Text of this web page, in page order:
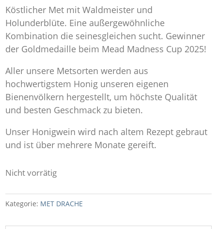
Köstlicher Met mit Waldmeister und
Holunderblüte. Eine außergewöhnliche
Kombination die seinesgleichen sucht. Gewinner
der Goldmedaille beim Mead Madness Cup 2025!
Aller unsere Metsorten werden aus
hochwertigstem Honig unseren eigenen
Bienenvölkern hergestellt, um höchste Qualität
und besten Geschmack zu bieten.
Unser Honigwein wird nach altem Rezept gebraut
und ist über mehrere Monate gereift.
Nicht vorrätig
Kategorie: MET DRACHE